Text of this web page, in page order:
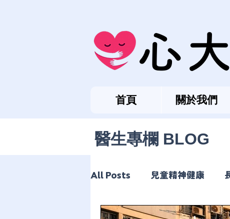
心
首頁 關於我們
醫生專欄 BLOG
All Posts 兒童精神健康